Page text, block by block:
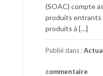
(SOAC) compte
produits entrants
produits à […]
Publié dans :
commentaire